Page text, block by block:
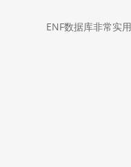
ENF数据库非常实